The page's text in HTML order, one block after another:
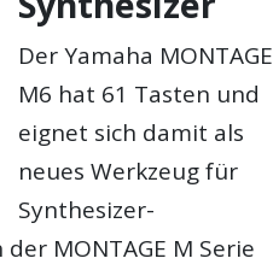
Der Yamaha MONTAGE
M6 hat 61 Tasten und
eignet sich damit als
neues Werkzeug für
Synthesizer-
MONTAGE M Serie